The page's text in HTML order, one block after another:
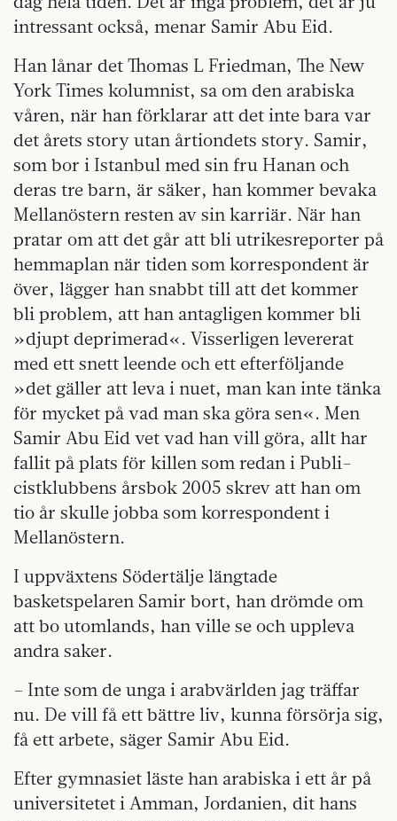
intressant också, menar Samir Abu Eid.
Han lånar det Thomas L Friedman, The New
York Times kolumnist, sa om den arabiska
våren, när han förklarar att det inte bara var
det årets story utan årtiondets story. Samir,
som bor i Istanbul med sin fru Hanan och
deras tre barn, är säker, han kommer bevaka
Mellanöstern resten av sin karriär. När han
pratar om att det går att bli utrikesreporter på
hemmaplan när tiden som korrespondent är
över, lägger han snabbt till att det kommer
bli problem, att han antagligen kommer bli
»djupt deprimerad«. Visserligen levererat
med ett snett leende och ett efterföljande
»det gäller att leva i nuet, man kan inte tänka
för mycket på vad man ska göra sen«. Men
Samir Abu Eid vet vad han vill göra, allt har
fallit på plats för killen som redan i Publi-
cistklubbens årsbok 2005 skrev att han om
tio år skulle jobba som korrespondent i
Mellanöstern.
I uppväxtens Södertälje längtade
basketspelaren Samir bort, han drömde om
att bo utomlands, han ville se och uppleva
andra saker.
– Inte som de unga i arabvärlden jag träffar
nu. De vill få ett bättre liv, kunna försörja sig,
få ett arbete, säger Samir Abu Eid.
Efter gymnasiet läste han arabiska i ett år på
universitetet i Amman, Jordanien, dit hans